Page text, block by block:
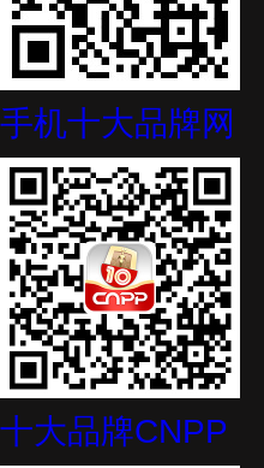
手机十大品牌网
十大品牌CNPP